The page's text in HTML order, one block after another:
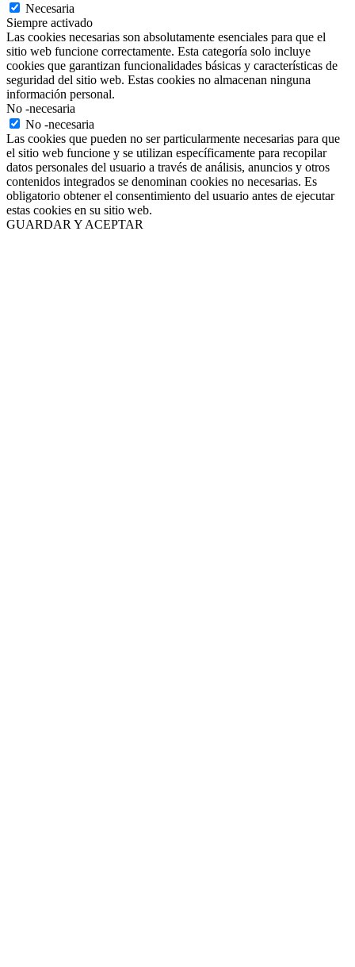
Necesaria
Siempre activado
Las cookies necesarias son absolutamente esenciales para que el
sitio web funcione correctamente. Esta categoría solo incluye
cookies que garantizan funcionalidades básicas y características de
seguridad del sitio web. Estas cookies no almacenan ninguna
información personal.
No -necesaria
No -necesaria
Las cookies que pueden no ser particularmente necesarias para que
el sitio web funcione y se utilizan específicamente para recopilar
datos personales del usuario a través de análisis, anuncios y otros
contenidos integrados se denominan cookies no necesarias. Es
obligatorio obtener el consentimiento del usuario antes de ejecutar
estas cookies en su sitio web.
GUARDAR Y ACEPTAR